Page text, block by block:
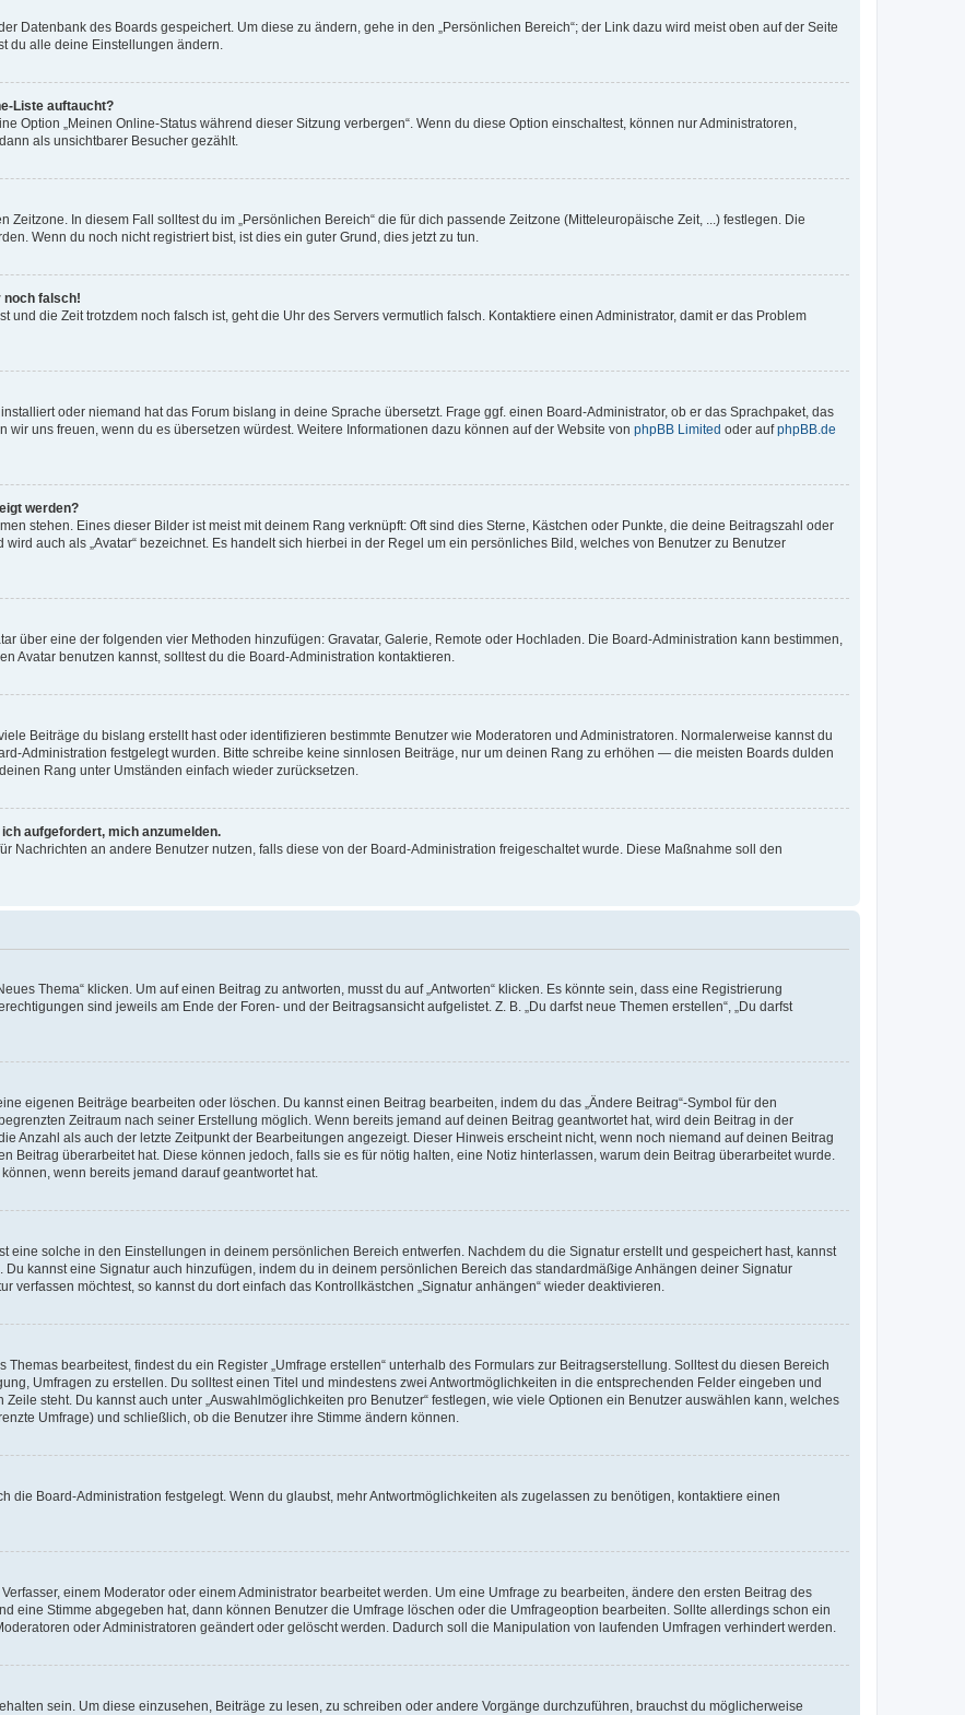
Datenbank des Boards gespeichert. Um diese zu ändern, gehe in den „Persönlichen Bereich“; der Link dazu wird meist oben auf der Seite
du alle deine Einstellungen ändern.
Liste auftaucht?
Option „Meinen Online-Status während dieser Sitzung verbergen“. Wenn du diese Option einschaltest, können nur Administratoren,
als unsichtbarer Besucher gezählt.
In diesem Fall solltest du im „Persönlichen Bereich“ die für dich passende Zeitzone (Mitteleuropäische Zeit, ...) festlegen. Die
Wenn du noch nicht registriert bist, ist dies ein guter Grund, dies jetzt zu tun.
noch falsch!
die Zeit trotzdem noch falsch ist, geht die Uhr des Servers vermutlich falsch. Kontaktiere einen Administrator, damit er das Problem
oder niemand hat das Forum bislang in deine Sprache übersetzt. Frage ggf. einen Board-Administrator, ob er das Sprachpaket, das
uns freuen, wenn du es übersetzen würdest. Weitere Informationen dazu können auf der Website von phpBB Limited oder aufphpBB.de
werden?
stehen. Eines dieser Bilder ist meist mit deinem Rang verknüpft: Oft sind dies Sterne, Kästchen oder Punkte, die deine Beitragszahl oder
auch als „Avatar“ bezeichnet. Es handelt sich hierbei in der Regel um ein persönliches Bild, welches von Benutzer zu Benutzer
über eine der folgenden vier Methoden hinzufügen: Gravatar, Galerie, Remote oder Hochladen. Die Board-Administration kann bestimmen,
Avatar benutzen kannst, solltest du die Board-Administration kontaktieren.
Beiträge du bislang erstellt hast oder identifizieren bestimmte Benutzer wie Moderatoren und Administratoren. Normalerweise kannst du
Administration festgelegt wurden. Bitte schreibe keine sinnlosen Beiträge, nur um deinen Rang zu erhöhen — die meisten Boards dulden
Rang unter Umständen einfach wieder zurücksetzen.
aufgefordert, mich anzumelden.
Nachrichten an andere Benutzer nutzen, falls diese von der Board-Administration freigeschaltet wurde. Diese Maßnahme soll den
Thema“ klicken. Um auf einen Beitrag zu antworten, musst du auf „Antworten“ klicken. Es könnte sein, dass eine Registrierung
sind jeweils am Ende der Foren- und der Beitragsansicht aufgelistet. Z. B. „Du darfst neue Themen erstellen“, „Du darfst
eigenen Beiträge bearbeiten oder löschen. Du kannst einen Beitrag bearbeiten, indem du das „Ändere Beitrag“-Symbol für den
Zeitraum nach seiner Erstellung möglich. Wenn bereits jemand auf deinen Beitrag geantwortet hat, wird dein Beitrag in der
Anzahl als auch der letzte Zeitpunkt der Bearbeitungen angezeigt. Dieser Hinweis erscheint nicht, wenn noch niemand auf deinen Beitrag
Beitrag überarbeitet hat. Diese können jedoch, falls sie es für nötig halten, eine Notiz hinterlassen, warum dein Beitrag überarbeitet wurde.
wenn bereits jemand darauf geantwortet hat.
eine solche in den Einstellungen in deinem persönlichen Bereich entwerfen. Nachdem du die Signatur erstellt und gespeichert hast, kannst
kannst eine Signatur auch hinzufügen, indem du in deinem persönlichen Bereich das standardmäßige Anhängen deiner Signatur
möchtest, so kannst du dort einfach das Kontrollkästchen „Signatur anhängen“ wieder deaktivieren.
bearbeitest, findest du ein Register „Umfrage erstellen“ unterhalb des Formulars zur Beitragserstellung. Solltest du diesen Bereich
Umfragen zu erstellen. Du solltest einen Titel und mindestens zwei Antwortmöglichkeiten in die entsprechenden Felder eingeben und
steht. Du kannst auch unter „Auswahlmöglichkeiten pro Benutzer“ festlegen, wie viele Optionen ein Benutzer auswählen kann, welches
Umfrage) und schließlich, ob die Benutzer ihre Stimme ändern können.
die Board-Administration festgelegt. Wenn du glaubst, mehr Antwortmöglichkeiten als zugelassen zu benötigen, kontaktiere einen
einem Moderator oder einem Administrator bearbeitet werden. Um eine Umfrage zu bearbeiten, ändere den ersten Beitrag des
eine Stimme abgegeben hat, dann können Benutzer die Umfrage löschen oder die Umfrageoption bearbeiten. Sollte allerdings schon ein
oder Administratoren geändert oder gelöscht werden. Dadurch soll die Manipulation von laufenden Umfragen verhindert werden.
sein. Um diese einzusehen, Beiträge zu lesen, zu schreiben oder andere Vorgänge durchzuführen, brauchst du möglicherweise